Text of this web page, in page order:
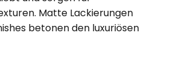
Matte Lackierungen
betonen den luxuriösen